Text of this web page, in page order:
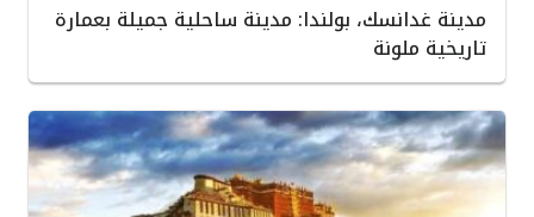
مدينة غدانسك، بولندا: مدينة ساحلية جميلة بعمارة
تاريخية ملونة